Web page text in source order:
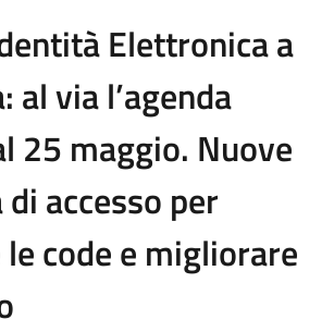
Elettronica a
al via l’agenda
25 maggio. Nuove
accesso per
code e migliorare